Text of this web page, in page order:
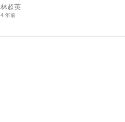
林超英
4 年前